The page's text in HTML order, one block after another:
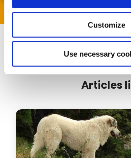
Customize
Use necessary
Articles